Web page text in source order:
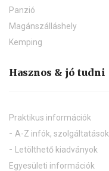
Panzió
Magánszálláshely
Kemping
Hasznos & jó tudni
Praktikus információk
A-Z infók, szolgáltatások
Letölthető kiadványok
Egyesületi információk